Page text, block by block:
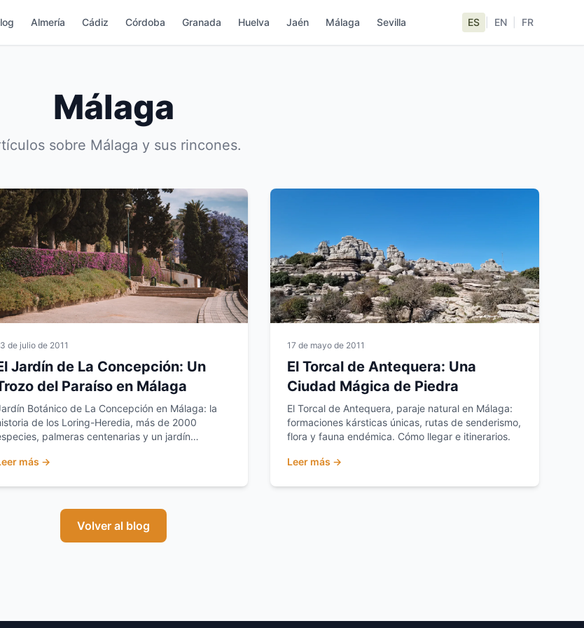
Almería Cádiz Córdoba Granada Huelva Jaén Málaga Sevilla ES EN FR
Málaga
sobre Málaga y sus rincones.
de julio de 2011
Jardín de La Concepción: Un
del Paraíso en Málaga
Botánico de La Concepción en Málaga: la
de los Loring-Heredia, más de 2000
palmeras centenarias y un jardín
más →
17 de mayo de 2011
El Torcal de Antequera: Una
Ciudad Mágica de Piedra
El Torcal de Antequera, paraje natural en Málaga:
formaciones kársticas únicas, rutas de senderismo,
flora y fauna endémica. Cómo llegar e itinerarios.
Leer más →
Volver al blog